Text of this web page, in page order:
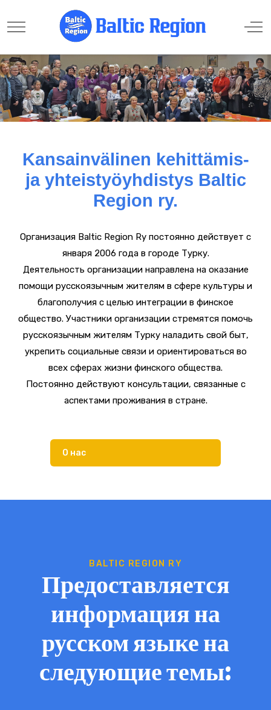
Mobile Menu Toggle Off-
Kansainvälinen kehittämis-
ja yhteistyöyhdistys Baltic
Region ry.
Организация Baltic Region Ry постоянно действует с
января 2006 года в городе Турку.
Деятельность организации направлена на оказание
помощи русскоязычным жителям в сфере культуры и
благополучия с целью интеграции в финское
общество. Участники организации стремятся помочь
русскоязычным жителям Турку наладить свой быт,
укрепить социальные связи и ориентироваться во
всех сферах жизни финского общества.
Постоянно действуют консультации, связанные с
аспектами проживания в стране.
О нас
BALTIC REGION RY
Предоставляется
информация на
русском языке на
следующие темы: